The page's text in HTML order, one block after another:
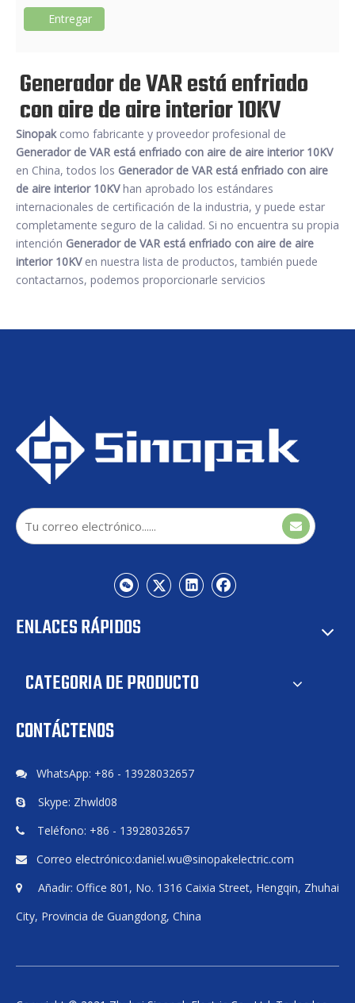
Entregar
Generador de VAR está enfriado
con aire de aire interior 10KV
Sinopakcomo fabricante y proveedor profesional de
Generador de VAR está enfriado con aire de aire interior 10KV
en China, todos los Generador de VAR está enfriado con aire
de aire interior 10KVhan aprobado los estándares
internacionales de certificación de la industria, y puede estar
completamente seguro de la calidad. Si no encuentra su propia
intención Generador de VAR está enfriado con aire de aire
interior 10KVen nuestra lista de productos, también puede
contactarnos, podemos proporcionarle servicios
Sinopak 10kV Generador Var
estático refrigerado por aire
interior para ESTACIÓN de
fotovoltaica
Sinopak 10kV Interior
Refrigerado por aire Delta
conectado Generador Var
trifásico
ENLACES RÁPIDOS
CATEGORIA DE PRODUCTO
CONTÁCTENOS
 WhatsApp: +86 - 13928032657
 Skype: Zhwld08
 Teléfono: +86 - 13928032657
 Correo electrónico:daniel.wu@sinopakelectric.com
 Añadir: Office 801, No. 1316 Caixia Street, Hengqin, Zhuhai
City, Provincia de Guangdong, China